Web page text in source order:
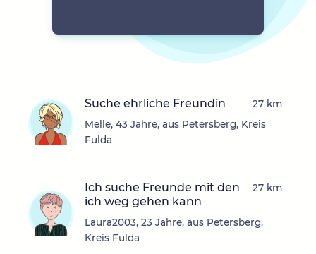
Suche ehrliche Freundin
Melle, 43 Jahre, aus Petersberg, Kreis
Fulda
27 km
Ich suche Freunde mit den
ich weg gehen kann
Laura2003, 23 Jahre, aus Petersberg,
Kreis Fulda
27 km